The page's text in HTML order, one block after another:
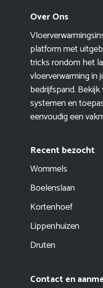
Over Ons
platform met
tricks rondom het
vloerverwarming in
bedrijfspand.
systemen en
eenvoudig een
Recent bezocht
Wommels
Boelenslaan
Kortenhoef
Lippenhuizen
Druten
Contact en